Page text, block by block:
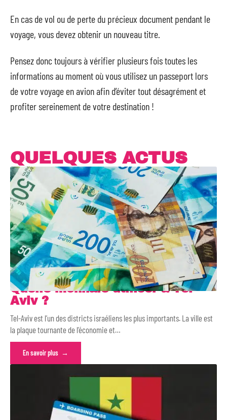
En cas de vol ou de perte du précieux document pendant le
voyage, vous devez obtenir un nouveau titre.
Pensez donc toujours à vérifier plusieurs fois toutes les
informations au moment où vous utilisez un passeport lors
de votre voyage en avion afin d’éviter tout désagrément et
profiter sereinement de votre destination !
QUELQUES ACTUS
Quelle monnaie utiliser à Tel-
Aviv ?
Tel-Aviv est l’un des districts israéliens les plus importants. La ville est
la plaque tournante de l’économie et…
En savoir plus